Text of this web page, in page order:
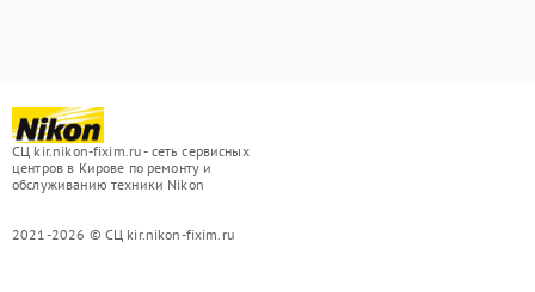
СЦ kir.nikon-fixim.ru - сеть сервисных
центров в Кирове по ремонту и
обслуживанию техники Nikon
2021-2026 © СЦ kir.nikon-fixim.ru